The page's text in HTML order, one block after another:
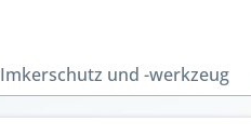
Imkerschutz und -werkzeug